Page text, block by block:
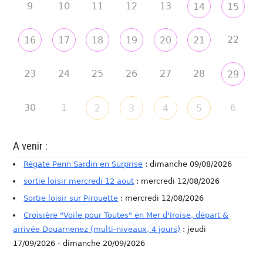
9 10 11 12 13 14 15
16 17 18 19 20 21 22
23 24 25 26 27 28 29
30 1 2 3 4 5 6
A venir :
Régate Penn Sardin en Surprise : dimanche 09/08/2026
sortie loisir mercredi 12 aout : mercredi 12/08/2026
Sortie loisir sur Pirouette : mercredi 12/08/2026
Croisière "Voile pour Toutes" en Mer d'Iroise, départ &
arrivée Douarnenez (multi-niveaux, 4 jours) : jeudi
17/09/2026 - dimanche 20/09/2026